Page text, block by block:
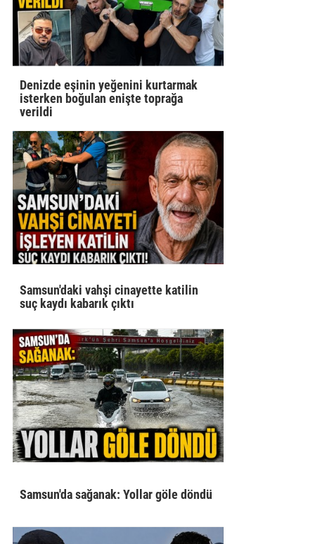
Denizde eşinin yeğenini kurtarmak
isterken boğulan enişte toprağa
verildi
Samsun'daki vahşi cinayette katilin
suç kaydı kabarık çıktı
Samsun'da sağanak: Yollar göle döndü